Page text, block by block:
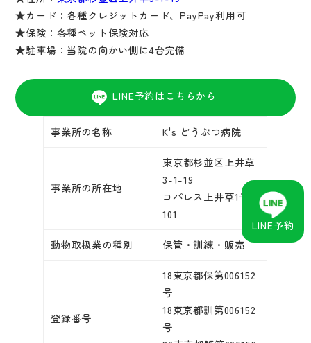
★カード：各種クレジットカード、PayPay利用可
★保険：各種ペット保険対応
★駐車場：当院の向かい側に4台完備
LINE予約はこちらから
事業所の名称 K's どうぶつ病院
事業所の所在地
東京都杉並区上井草
3-1-19
コパレス上井草1号館
101
動物取扱業の種別 保管・訓練・販売
登録番号
18東京都保第006152
号
18東京都訓第006152
号
LINE予約